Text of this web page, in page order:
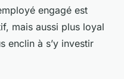
engagé est
mais aussi plus loyal
enclin à s’y investir